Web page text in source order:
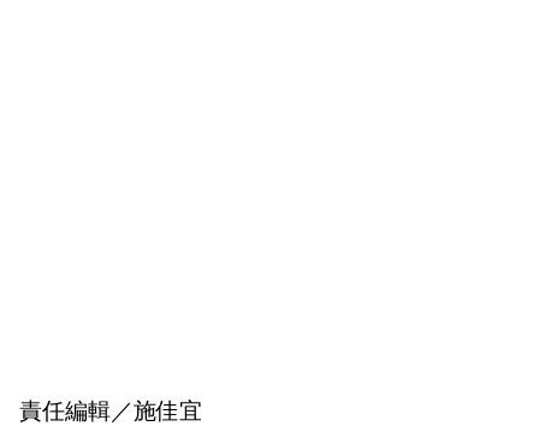
責任編輯／施佳宜